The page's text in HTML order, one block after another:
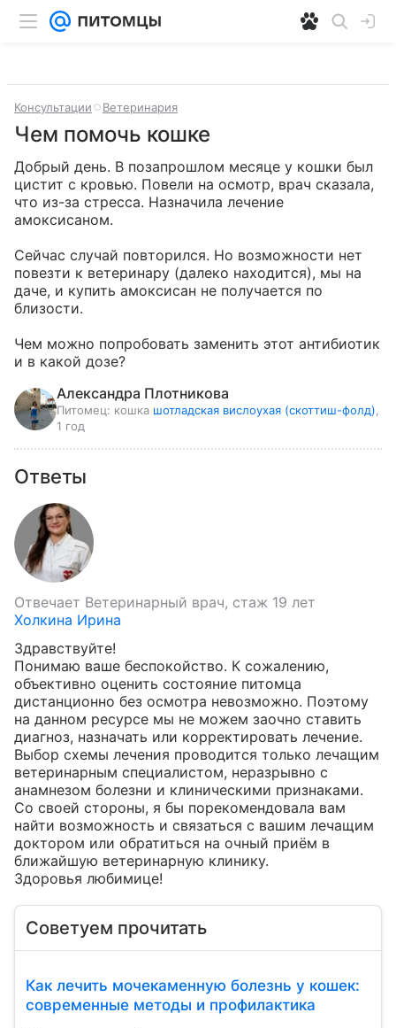
Консультации Ветеринария
Чем помочь кошке
Добрый день. В позапрошлом месяце у кошки был
цистит с кровью. Повели на осмотр, врач сказала,
что из-за стресса. Назначила лечение
амоксисаном.
Сейчас случай повторился. Но возможности нет
повезти к ветеринару (далеко находится), мы на
даче, и купить амоксисан не получается по
близости.
Чем можно попробовать заменить этот антибиотик
и в какой дозе?
Александра Плотникова
Питомец: кошка шотладская вислоухая (скоттиш-фолд)
1 год
Ответы
Отвечает Ветеринарный врач, стаж 19 лет
Холкина Ирина
Здравствуйте!
Понимаю ваше беспокойство. К сожалению,
объективно оценить состояние питомца
дистанционно без осмотра невозможно. Поэтому
на данном ресурсе мы не можем заочно ставить
диагноз, назначать или корректировать лечение.
Выбор схемы лечения проводится только лечащим
ветеринарным специалистом, неразрывно с
анамнезом болезни и клиническими признаками.
Со своей стороны, я бы порекомендовала вам
найти возможность и связаться с вашим лечащим
доктором или обратиться на очный приём в
ближайшую ветеринарную клинику.
Здоровья любимице!
Советуем прочитать
Как лечить мочекаменную болезнь у кошек:
современные методы и профилактика